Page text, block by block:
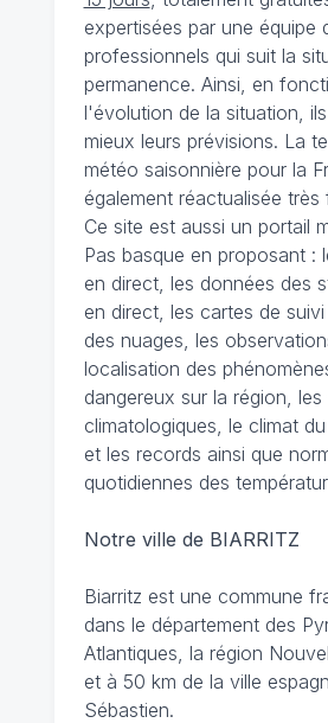
expertisées par une équipe
professionnels qui suit la
permanence. Ainsi, en
l'évolution de la situation,
mieux leurs prévisions. La
météo saisonnière pour la
également réactualisée très
Ce site est aussi un portail
Pas basque en proposant :
en direct, les données des
en direct, les cartes de
des nuages, les
localisation des
dangereux sur la région, les
climatologiques, le climat
et les records ainsi que
quotidiennes des
Notre ville de BIARRITZ
Biarritz est une commune
dans le département des
Atlantiques, la région
et à 50 km de la ville
Sébastien.